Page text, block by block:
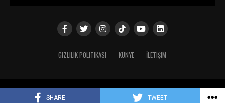
SHARE TWEET
GIZLILIK POLITIKASI KÜNYE İLETIŞIM
Copyright © 2024